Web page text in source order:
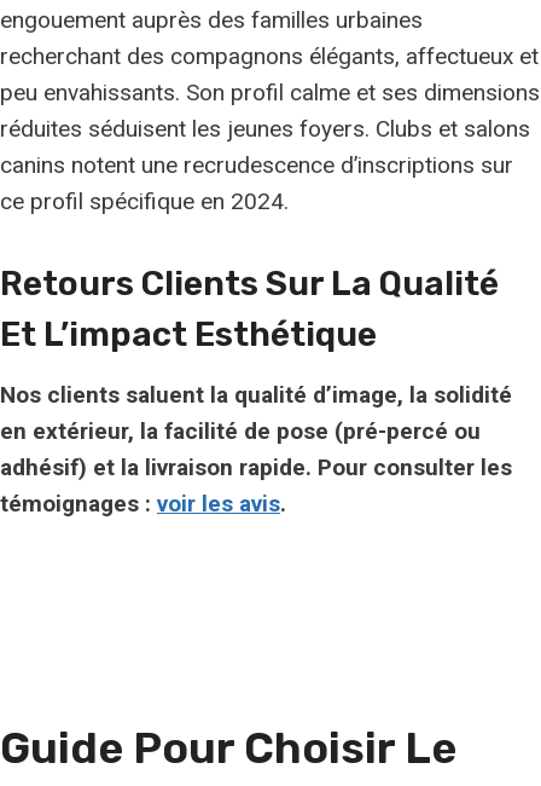
engouement auprès des familles urbaines
recherchant des compagnons élégants, affectueux et
peu envahissants. Son profil calme et ses dimensions
réduites séduisent les jeunes foyers. Clubs et salons
canins notent une recrudescence d’inscriptions sur
ce profil spécifique en 2024.
Retours Clients Sur La Qualité
Et L’impact Esthétique
Nos clients saluent la qualité d’image, la solidité
en extérieur, la facilité de pose (pré-percé ou
adhésif) et la livraison rapide. Pour consulter les
témoignages : voir les avis.
Guide Pour Choisir Le